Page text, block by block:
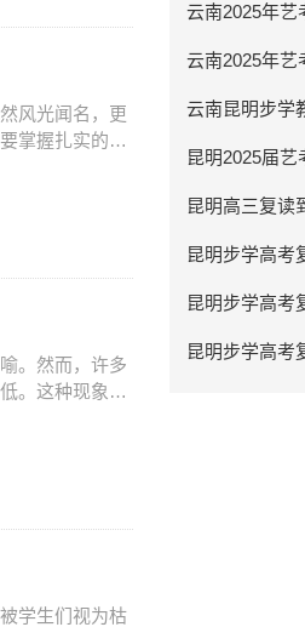
风光闻名，更
掌握扎实的基
习的有效方
。然而，许多
。这种现象不
。要解决这一
学生们视为枯
云南2025年艺
明步学教育
云南2025年艺
云南昆明步学
好
昆明2025届
昆明高三复读
昆明步学高考
昆明步学高考
昆明步学高考